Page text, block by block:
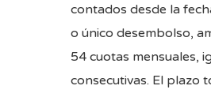
contados desde la
o único desembolso,
54 cuotas mensuales,
consecutivas. El plazo